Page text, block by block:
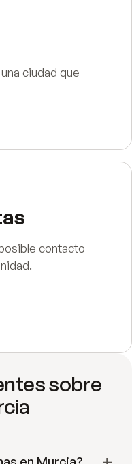
ciudad que
contacto
sobre